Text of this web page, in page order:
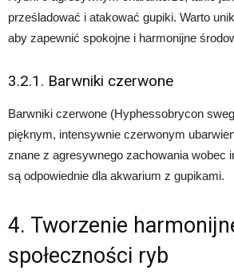
prześladować i atakować gupiki. Warto
aby zapewnić spokojne i harmonijne
3.2.1. Barwniki czerwone
Barwniki czerwone (Hyphessobrycon
pięknym, intensywnie czerwonym
znane z agresywnego zachowania wobec
są odpowiednie dla akwarium z gupikami.
4. Tworzenie
społeczności ryb